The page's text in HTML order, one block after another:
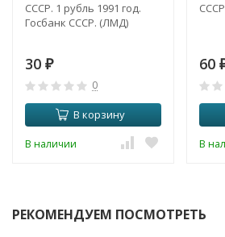
СССР. 1 рубль 1991 год.
Госбанк СССР. (ЛМД)
30 ₽
0
В корзину
В наличии
60
В
РЕКОМЕНДУЕМ ПОСМОТРЕТЬ